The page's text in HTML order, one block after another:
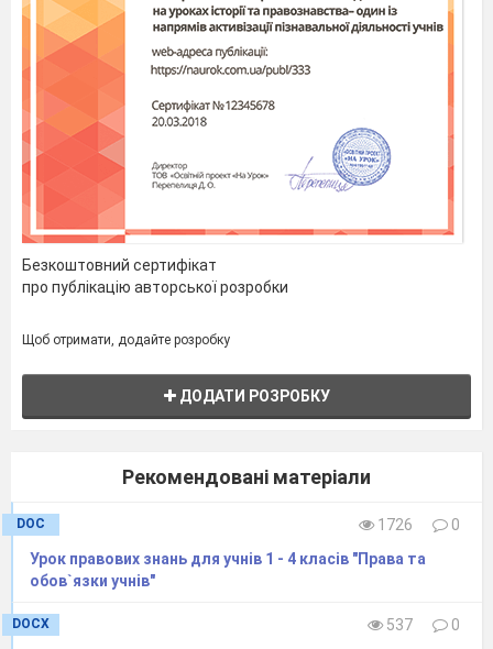
Згадати знову і знову
Про полеглих на війні солдат.
Директор.
Хвилиною мовчання вшануймо
пам'ять героїв, які віддали своє життя за
кращу долю для нас та нашої країни.
Хвилина мовчання
Право покласти квіти до могили воїнів
Української Повстанської Армії надається..
Були і успіхи, були й розчарування.
Завершились великі перегони.
школи Ольгу Іванівну
Безкоштовний сертифікат
про публікацію авторської розробки
Щоб отримати, додайте розробку
ДОДАТИ РОЗРОБКУ
Рекомендовані матеріали
DOC 1726
0
Урок правових знань для учнів 1 - 4 класів "Права та
обов`язки учнів"
DOCX 537
0